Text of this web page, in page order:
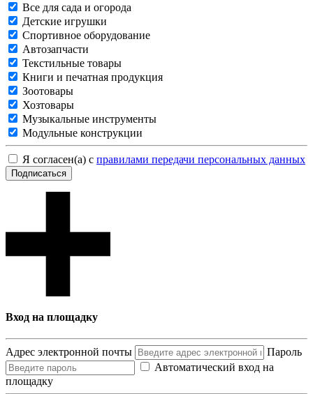
Все для сада и огорода
Детские игрушки
Спортивное оборудование
Автозапчасти
Текстильные товары
Книги и печатная продукция
Зоотовары
Хозтовары
Музыкальные инструменты
Модульные конструкции
Я согласен(а) с правилами передачи персональных данных
Подписаться
Вход на площадку
Адрес электронной почты
Пароль
Автоматический вход на
площадку